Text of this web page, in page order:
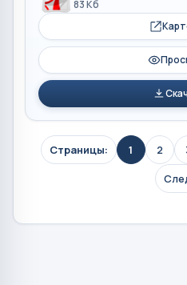
83 Кб
Страницы: 1 2